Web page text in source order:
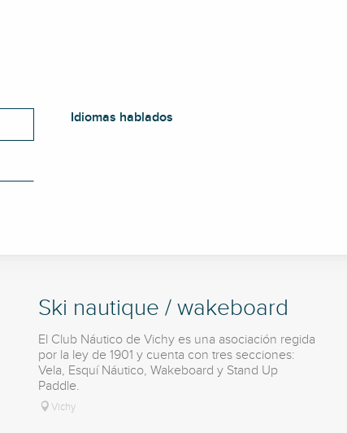
Idiomas hablados
Idiomas hablados
Ski nautique / wakeboard
El Club Náutico de Vichy es una asociación regida
por la ley de 1901 y cuenta con tres secciones:
Vela, Esquí Náutico, Wakeboard y Stand Up
Paddle.
Vichy